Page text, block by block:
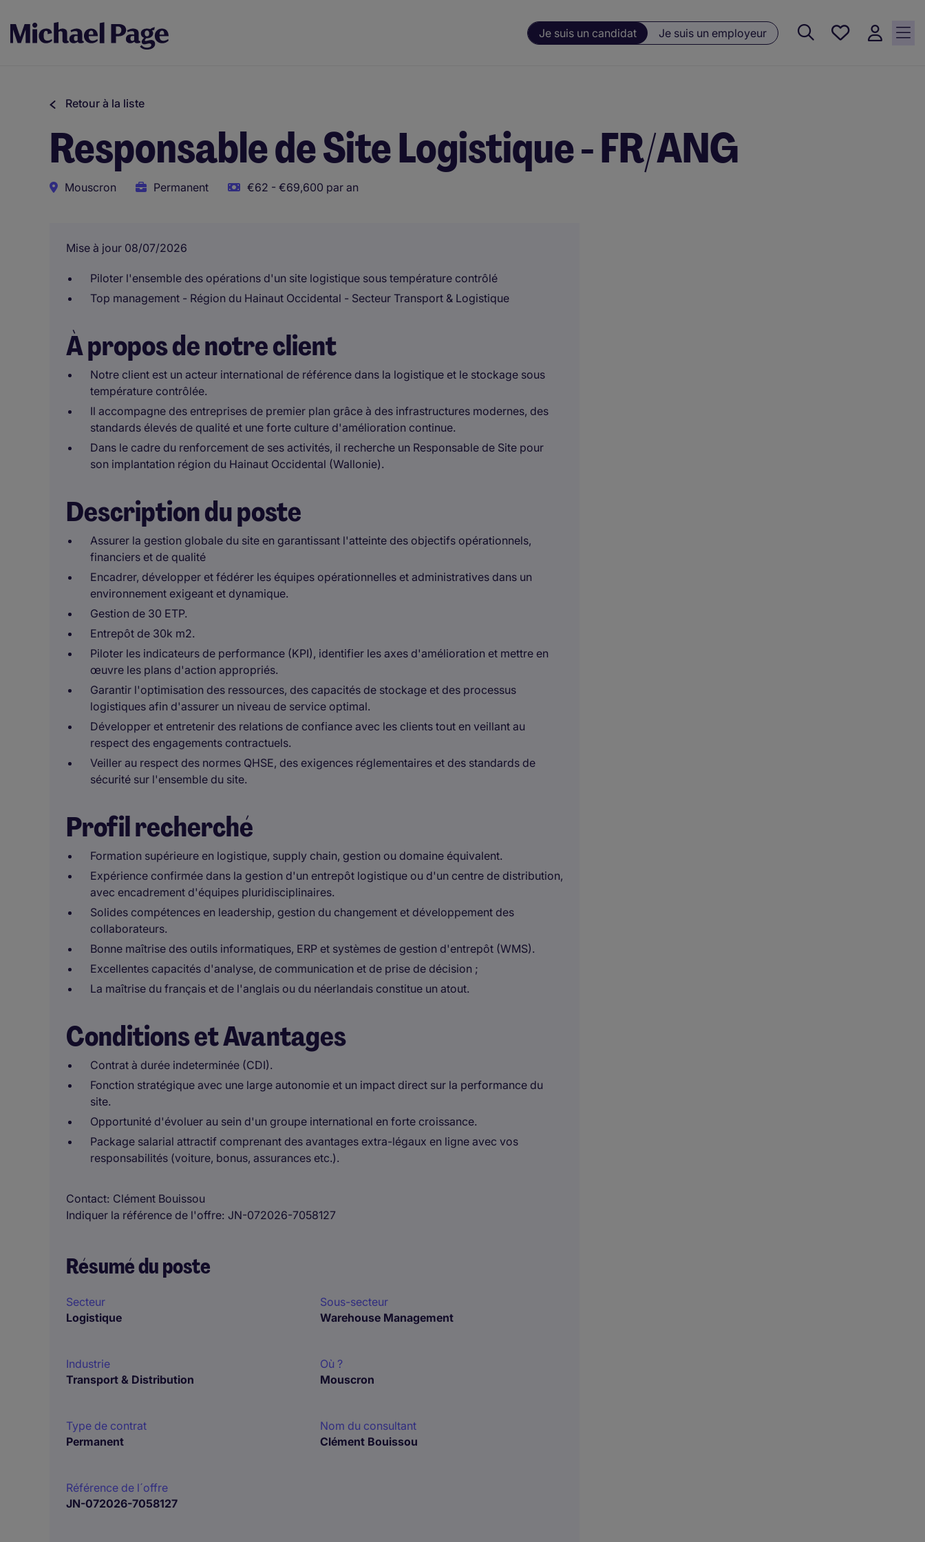
Je suis un candidat Je suis un employeur
Favoris, 0
Retour à la liste
Responsable de Site Logistique - FR/ANG
Mouscron Permanent €62 - €69,600 par an
Mise à jour 08/07/2026
Piloter l'ensemble des opérations d'un site logistique sous température contrôlé
Top management - Région du Hainaut Occidental - Secteur Transport & Logistique
À propos de notre client
Notre client est un acteur international de référence dans la logistique et le stockage sous
température contrôlée.
Il accompagne des entreprises de premier plan grâce à des infrastructures modernes, des
standards élevés de qualité et une forte culture d'amélioration continue.
Dans le cadre du renforcement de ses activités, il recherche un Responsable de Site pour
son implantation région du Hainaut Occidental (Wallonie).
Description du poste
Assurer la gestion globale du site en garantissant l'atteinte des objectifs opérationnels,
financiers et de qualité
Encadrer, développer et fédérer les équipes opérationnelles et administratives dans un
environnement exigeant et dynamique.
Gestion de 30 ETP.
Entrepôt de 30k m2.
Piloter les indicateurs de performance (KPI), identifier les axes d'amélioration et mettre en
œuvre les plans d'action appropriés.
Garantir l'optimisation des ressources, des capacités de stockage et des processus
logistiques afin d'assurer un niveau de service optimal.
Développer et entretenir des relations de confiance avec les clients tout en veillant au
respect des engagements contractuels.
Veiller au respect des normes QHSE, des exigences réglementaires et des standards de
sécurité sur l'ensemble du site.
Profil recherché
Formation supérieure en logistique, supply chain, gestion ou domaine équivalent.
Expérience confirmée dans la gestion d'un entrepôt logistique ou d'un centre de distribution,
avec encadrement d'équipes pluridisciplinaires.
Solides compétences en leadership, gestion du changement et développement des
collaborateurs.
Bonne maîtrise des outils informatiques, ERP et systèmes de gestion d'entrepôt (WMS).
Excellentes capacités d'analyse, de communication et de prise de décision ;
La maîtrise du français et de l'anglais ou du néerlandais constitue un atout.
Conditions et Avantages
Contrat à durée indeterminée (CDI).
Fonction stratégique avec une large autonomie et un impact direct sur la performance du
site.
Opportunité d'évoluer au sein d'un groupe international en forte croissance.
Package salarial attractif comprenant des avantages extra-légaux en ligne avec vos
responsabilités (voiture, bonus, assurances etc.).
Contact Clément Bouissou
Indiquer la référence de l'offre JN-072026-7058127
Résumé du poste
Secteur
Logistique
Sous-secteur
Warehouse Management
Industrie
Transport & Distribution
Où ?
Mouscron
Type de contrat
Permanent
Nom du consultant
Clément Bouissou
Référence de l´offre
JN-072026-7058127